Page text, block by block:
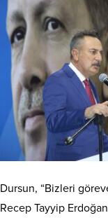
Dursun, “Bizleri
Recep Tayyip